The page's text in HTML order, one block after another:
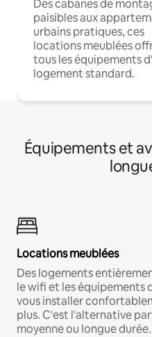
Des cabanes de
paisibles aux
urbains pratiques, ces
locations meublées
tous les équipements
logement standard.
Équipements et
Locations meublées
Des logements
le wifi et les équipements
vous installer
plus. C'est l'alternative
moyenne ou longue durée.